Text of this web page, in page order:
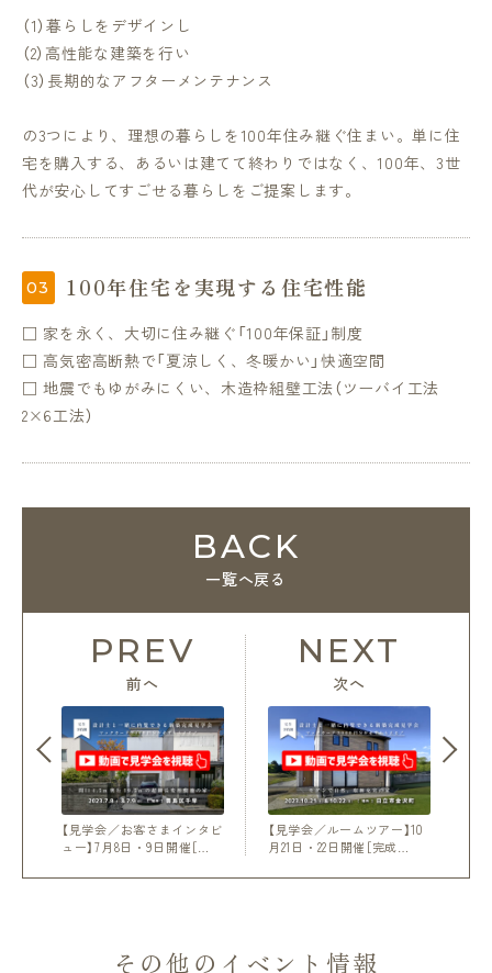
（1）暮らしをデザインし
（2）高性能な建築を行い
（3）長期的なアフターメンテナンス
の3つにより、理想の暮らしを100年住み継ぐ住まい。単に住
宅を購入する、あるいは建てて終わりではなく、100年、3世
代が安心してすごせる暮らしをご提案します。
100年住宅を実現する住宅性能
□ 家を永く、大切に住み継ぐ「100年保証」制度
□ 高気密高断熱で「夏涼しく、冬暖かい」快適空間
□ 地震でもゆがみにくい、木造枠組壁工法（ツーバイ工法
2×6工法）
PREV
前へ
【見学会／お客さまインタビ
ュー】7月8日・9日開催［…
BACK
一覧へ戻る
【見学会／ルームツアー】10
月21日・22日開催［完成…
NEXT
次へ
その他のイベント情報